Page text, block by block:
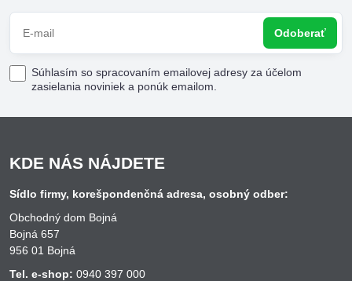
Odoberať
Súhlasím so spracovaním emailovej adresy za účelom
zasielania noviniek a ponúk emailom.
KDE NÁS NÁJDETE
Sídlo firmy, korešpondenčná adresa, osobný odber:
Obchodný dom Bojná
Bojná 657
956 01 Bojná
Tel. e-shop: 0940 397 000